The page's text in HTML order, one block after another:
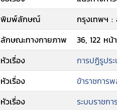
พิมพ์ลักษณ์
กรุงเทพฯ :
ลักษณะทางกายภาพ
36, 122 ห
หัวเรื่อง
การปฏิรูปร
หัวเรื่อง
ข้าราชการ
หัวเรื่อง
ระบบราชกา